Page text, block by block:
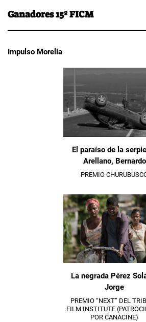
Ganadores 15º FICM
Impulso Morelia
El paraíso de la
Arellano, Bernardo
PREMIO
La negrada Pérez
Jorge
PREMIO “NEXT” DEL
FILM INSTITUTE
POR CANACINE)